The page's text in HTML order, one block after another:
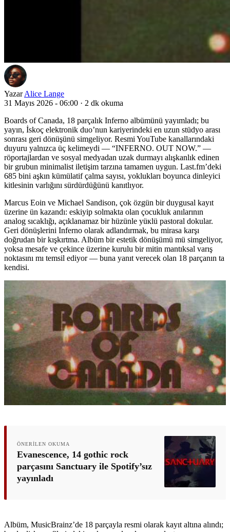
Yazar Alice Lange
31 Mayıs 2026 - 06:00 · 2 dk okuma
Boards of Canada, 18 parçalık Inferno albümünü yayımladı; bu
yayın, İskoç elektronik duo’nun kariyerindeki en uzun stüdyo arası
sonrası geri dönüşünü simgeliyor. Resmi YouTube kanallarındaki
duyuru yalnızca üç kelimeydi — “INFERNO. OUT NOW.” —
röportajlardan ve sosyal medyadan uzak durmayı alışkanlık edinen
bir grubun minimalist iletişim tarzına tamamen uygun. Last.fm’deki
685 bini aşkın kümülatif çalma sayısı, yoklukları boyunca dinleyici
kitlesinin varlığını sürdürdüğünü kanıtlıyor.
Marcus Eoin ve Michael Sandison, çok özgün bir duygusal kayıt
üzerine ün kazandı: eskiyip solmakta olan çocukluk anılarının
analog sıcaklığı, açıklanamaz bir hüzünle yüкlü pastoral dokular.
Geri dönüşlerini Inferno olarak adlandırmak, bu mirasa karşı
doğrudan bir kışkırtma. Albüm bir estetik dönüşümü mü simgeliyor,
yoksa mesafe ve çekince üzerine kurulu bir mitin mantıksal varış
noktasını mı temsil ediyor — buna yanıt verecek olan 18 parçanın ta
kendisi.
ÖNERILEN OKUMA
Evanescence, 14 gothic rock
parçasını Sanctuary ile Spotify’sız
yayınladı
Albüm, MusicBrainz’de 18 parçayla resmi olarak kayıt altına alındı;